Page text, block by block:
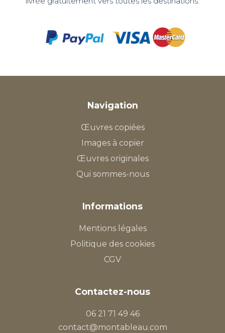
Navigation
Œuvres copiées
Images à copier
Œuvres originales
Qui sommes-nous
Informations
Mentions légales
Politique des cookies
CGV
Contactez-nous
06 21 71 49 46
contact@montableau.com